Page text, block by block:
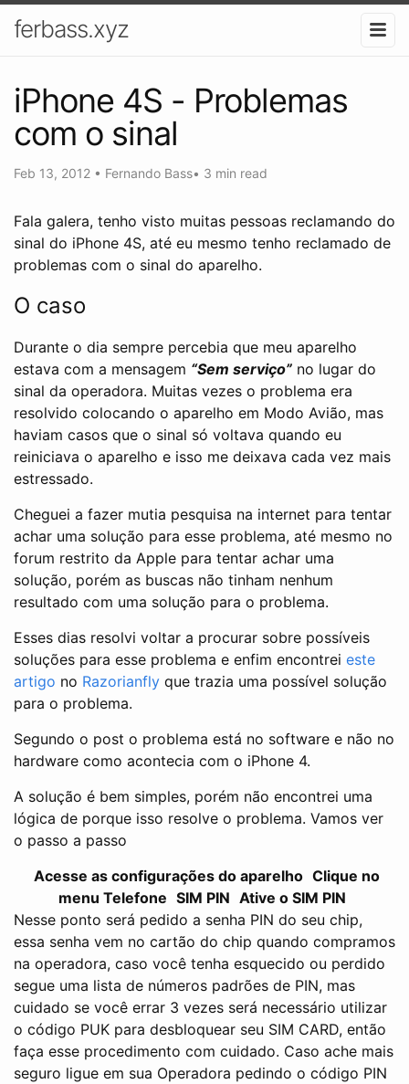
ferbass.xyz
iPhone 4S - Problemas
com o sinal
Feb 13, 2012 • Fernando Bass• 3 min read
Fala galera, tenho visto muitas pessoas reclamando do
sinal do iPhone 4S, até eu mesmo tenho reclamado de
problemas com o sinal do aparelho.
O caso
Durante o dia sempre percebia que meu aparelho
estava com a mensagem “Sem serviço” no lugar do
sinal da operadora. Muitas vezes o problema era
resolvido colocando o aparelho em Modo Avião, mas
haviam casos que o sinal só voltava quando eu
reiniciava o aparelho e isso me deixava cada vez mais
estressado.
Cheguei a fazer mutia pesquisa na internet para tentar
achar uma solução para esse problema, até mesmo no
forum restrito da Apple para tentar achar uma
solução, porém as buscas não tinham nenhum
resultado com uma solução para o problema.
Esses dias resolvi voltar a procurar sobre possíveis
soluções para esse problema e enfim encontrei este
artigo no Razorianfly que trazia uma possível solução
para o problema.
Segundo o post o problema está no software e não no
hardware como acontecia com o iPhone 4.
A solução é bem simples, porém não encontrei uma
lógica de porque isso resolve o problema. Vamos ver
o passo a passo
Acesse as configurações do aparelho Clique no
menu Telefone SIM PIN Ative o SIM PIN
Nesse ponto será pedido a senha PIN do seu chip,
essa senha vem no cartão do chip quando compramos
na operadora, caso você tenha esquecido ou perdido
segue uma lista de números padrões de PIN, mas
cuidado se você errar 3 vezes será necessário utilizar
o código PUK para desbloquear seu SIM CARD, então
faça esse procedimento com cuidado. Caso ache mais
seguro ligue em sua Operadora pedindo o código PIN